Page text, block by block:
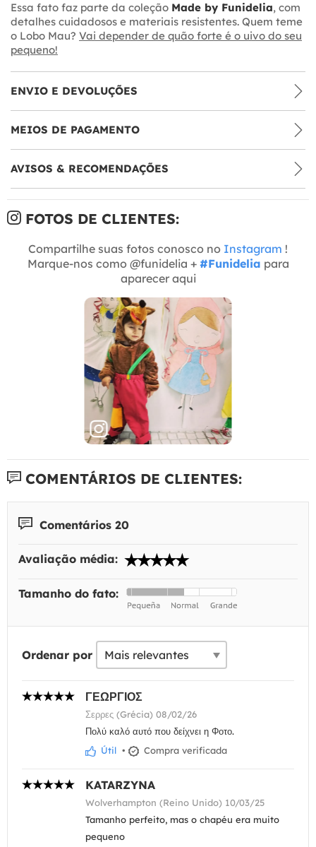
Essa fato faz parte da coleção Made by Funidelia, com
detalhes cuidadosos e materiais resistentes. Quem teme
o Lobo Mau? Vai depender de quão forte é o uivo do seu
pequeno!
ENVIO E DEVOLUÇÕES
MEIOS DE PAGAMENTO
AVISOS & RECOMENDAÇÕES
FOTOS DE CLIENTES:
Compartilhe suas fotos conosco no Instagram !
Marque-nos como @funidelia + #Funidelia para
aparecer aqui
COMENTÁRIOS DE CLIENTES:
Comentários 20
Avaliação média:
Tamanho do fato:
Ordenar por
ΓΕΩΡΓΙΟΣ
Σερρες (Grécia) 08/02/26
Πολύ καλό αυτό που δείχνει η Φοτο.
Útil • Compra verificada
KATARZYNA
Wolverhampton (Reino Unido) 10/03/25
Tamanho perfeito, mas o chapéu era muito
pequeno